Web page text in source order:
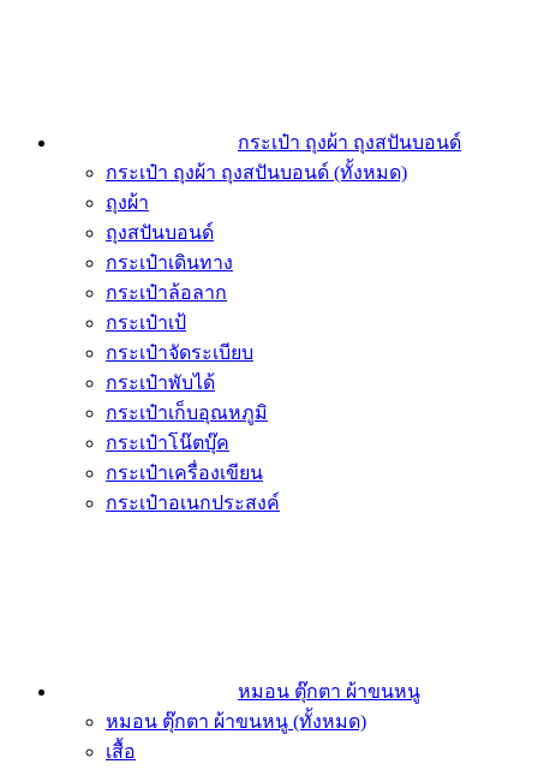
กระเป๋า ถุงผ้า ถุงสปันบอนด์
กระเป๋า ถุงผ้า ถุงสปันบอนด์ (ทั้งหมด)
ถุงผ้า
ถุงสปันบอนด์
กระเป๋าเดินทาง
กระเป๋าล้อลาก
กระเป๋าเป้
กระเป๋าจัดระเบียบ
กระเป๋าพับได้
กระเป๋าเก็บอุณหภูมิ
กระเป๋าโน๊ตบุ๊ค
กระเป๋าเครื่องเขียน
กระเป๋าอเนกประสงค์
หมอน ตุ๊กตา ผ้าขนหนู
หมอน ตุ๊กตา ผ้าขนหนู (ทั้งหมด)
เสื้อ